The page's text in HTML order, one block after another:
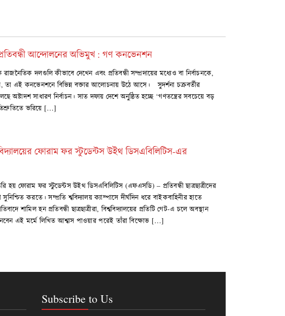
আন্দোলনের অভিমুখ : গণ কনভেনশন
দলগুলি কীভাবে দেখেন এবং প্রতিবন্ধী সম্প্রদায়ের মধ্যেও বা নির্বাচনকে,
তা এই কনভেনশনে বিভিন্ন বক্তার আলোচনায় উঠে আসে। সুদর্শনা চক্রবর্তীর
সাধারণ নির্বাচন। সাত দফায় দেশে অনুষ্ঠিত হচ্ছে ‘গণতন্ত্রের সবচেয়ে বড়
ভরিয়ে […]
ফোরাম ফর স্টুডেন্টস উইথ ডিসএবিলিটিস-এর
হয় ফোরাম ফর স্টুডেন্টস উইথ ডিসএবিলিটিস (এফএসডি) – প্রতিবন্ধী ছাত্রছাত্রীদের
সুনিশ্চিত করতে। সম্প্রতি শ্ববিদ্যালয় ক্যাম্পাসে দীর্ঘদিন ধরে বাইকবাহিনীর হাতে
শামিল হন প্রতিবন্ধী ছাত্রছাত্রীরা, বিশ্ববিদ্যালয়ের প্রতিটি গেট-এ চলে অবস্থান
এই মর্মে লিখিত আশ্বাস পাওয়ার পরেই তাঁরা বিক্ষোভ […]
Subscribe to Us